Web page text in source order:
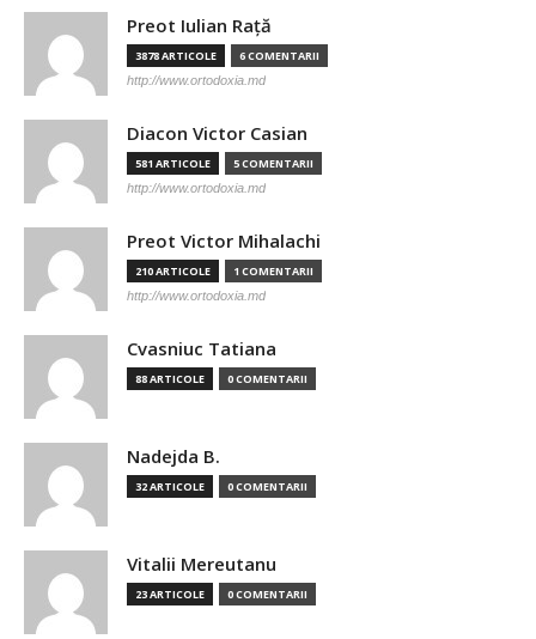
Preot Iulian Raţă
3878 ARTICOLE 6 COMENTARII
http://www.ortodoxia.md
Diacon Victor Casian
581 ARTICOLE 5 COMENTARII
http://www.ortodoxia.md
Preot Victor Mihalachi
210 ARTICOLE 1 COMENTARII
http://www.ortodoxia.md
Cvasniuc Tatiana
88 ARTICOLE 0 COMENTARII
Nadejda B.
32 ARTICOLE 0 COMENTARII
Vitalii Mereutanu
23 ARTICOLE 0 COMENTARII